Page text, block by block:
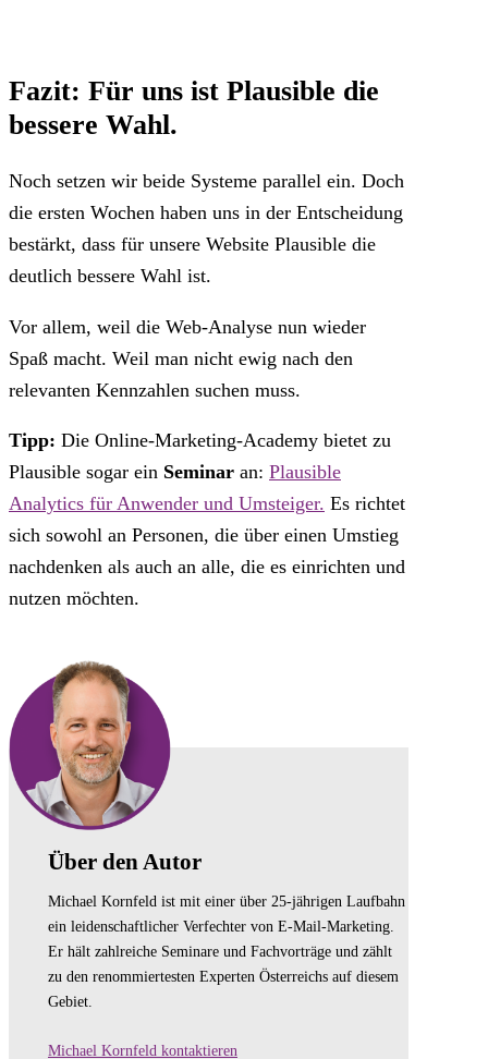
Fazit: Für uns ist Plausible die
bessere Wahl.
Noch setzen wir beide Systeme parallel ein. Doch
die ersten Wochen haben uns in der Entscheidung
bestärkt, dass für unsere Website Plausible die
deutlich bessere Wahl ist.
Vor allem, weil die Web-Analyse nun wieder
Spaß macht. Weil man nicht ewig nach den
relevanten Kennzahlen suchen muss.
Tipp: Die Online-Marketing-Academy bietet zu
Plausible sogar ein Seminar an: Plausible
Analytics für Anwender und Umsteiger. Es richtet
sich sowohl an Personen, die über einen Umstieg
nachdenken als auch an alle, die es einrichten und
nutzen möchten.
Über den Autor
Michael Kornfeld ist mit einer über 25-jährigen Laufbahn
ein leidenschaftlicher Verfechter von E-Mail-Marketing.
Er hält zahlreiche Seminare und Fachvorträge und zählt
zu den renommiertesten Experten Österreichs auf diesem
Gebiet.
Michael Kornfeld kontaktieren